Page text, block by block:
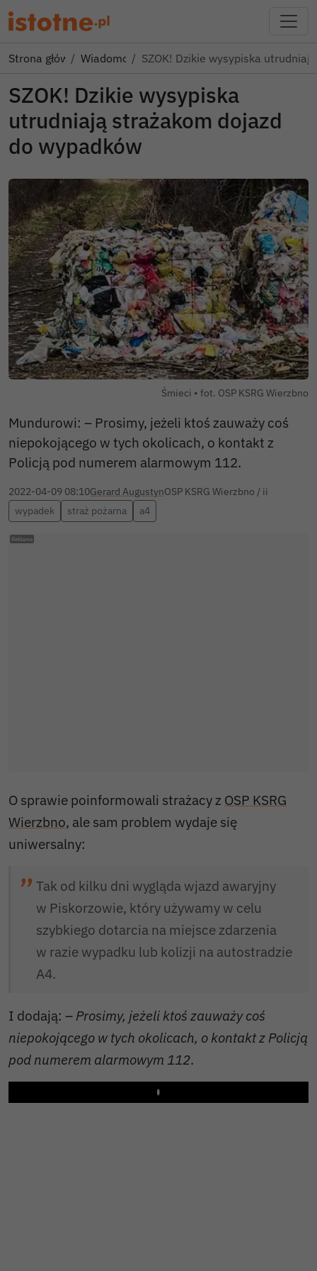
Strona głównaWiadomościSZOK! Dzikie wysypiska
SZOK! Dzikie wysypiska
utrudniają strażakom dojazd
do wypadków
Śmieci • fot. OSP KSRG Wierzbno
Mundurowi: – Prosimy, jeżeli ktoś zauważy coś
niepokojącego w tych okolicach, o kontakt z
Policją pod numerem alarmowym 112.
2022-04-09 08:10Gerard AugustynOSP KSRG Wierzbno / ii
wypadek
straż pożarna a4
O sprawie poinformowali strażacy z OSP KSRG
Wierzbno, ale sam problem wydaje się
uniwersalny:
Tak od kilku dni wygląda wjazd awaryjny
w Piskorzowie, który używamy w celu
szybkiego dotarcia na miejsce zdarzenia
w razie wypadku lub kolizji na autostradzie
A4.
I dodają: – Prosimy, jeżeli ktoś zauważy coś
niepokojącego w tych okolicach, o kontakt z Policją
pod numerem alarmowym 112.
Play